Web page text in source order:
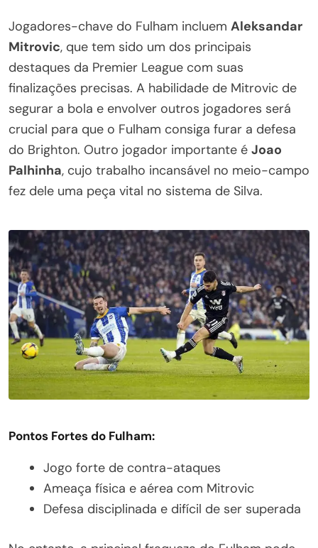
Jogadores-chave do Fulham incluem Aleksandar
Mitrovic, que tem sido um dos principais
destaques da Premier League com suas
finalizações precisas. A habilidade de Mitrovic de
segurar a bola e envolver outros jogadores será
crucial para que o Fulham consiga furar a defesa
do Brighton. Outro jogador importante é Joao
Palhinha, cujo trabalho incansável no meio-campo
fez dele uma peça vital no sistema de Silva.
Pontos Fortes do Fulham:
Jogo forte de contra-ataques
Ameaça física e aérea com Mitrovic
Defesa disciplinada e difícil de ser superada